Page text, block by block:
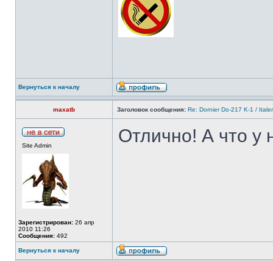
Вернуться к началу
maxatb Заголовок сообщения: Re: Dornier Do-217 K-1 /
Site Admin
Зарегистрирован: 26 апр
2010 11:26
Сообщения: 492
Отлично! А что у
Вернуться к началу